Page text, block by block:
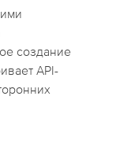
создание
API-